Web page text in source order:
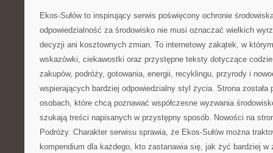
Ekos-Sułów to inspirujący serwis poświęcony ochronie
odpowiedzialność za środowisko nie musi oznaczać wielkich
decyzji ani kosztownych zmian. To internetowy zakątek, w
wskazówki, ciekawostki oraz przystępne teksty dotyczące
zakupów, podróży, gotowania, energii, recyklingu, przyrody i
wspierających bardziej odpowiedzialny styl życia. Strona została
osobach, które chcą poznawać współczesne wyzwania
szukają treści napisanych w przystępny sposób. Nowości na
Podróży. Charakter serwisu sprawia, że Ekos-Sułów można
kompendium dla każdego, kto zastanawia się, jak żyć bardziej